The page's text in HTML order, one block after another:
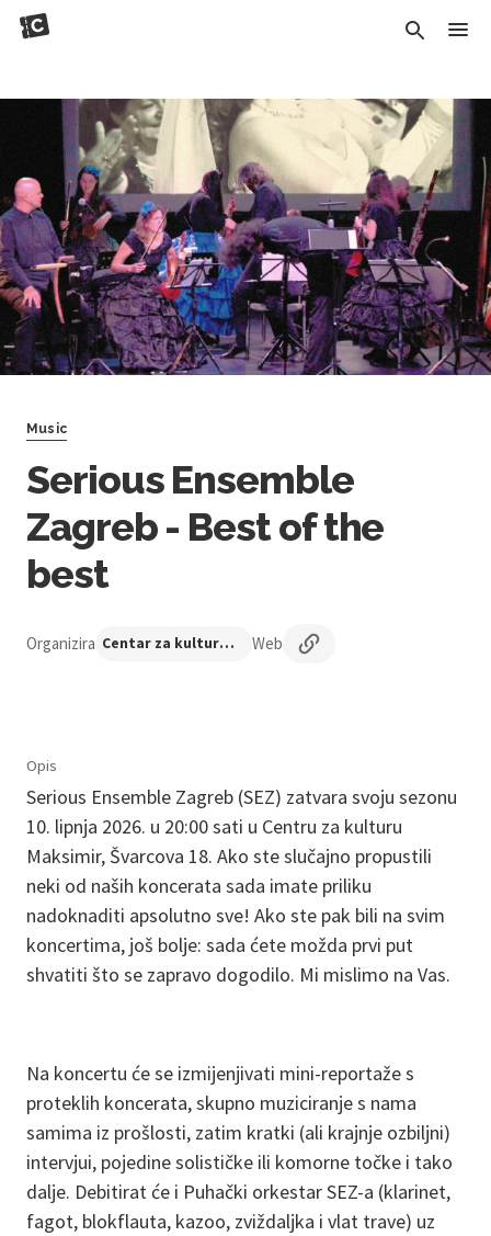
Music
Serious Ensemble
Zagreb - Best of the
best
Organizira Centar za kulturu Maksimir Web
Opis
Serious Ensemble Zagreb (SEZ) zatvara svoju sezonu
10. lipnja 2026. u 20:00 sati u Centru za kulturu
Maksimir, Švarcova 18. Ako ste slučajno propustili
neki od naših koncerata sada imate priliku
nadoknaditi apsolutno sve! Ako ste pak bili na svim
koncertima, još bolje: sada ćete možda prvi put
shvatiti što se zapravo dogodilo. Mi mislimo na Vas.
Na koncertu će se izmijenjivati mini-reportaže s
proteklih koncerata, skupno muziciranje s nama
samima iz prošlosti, zatim kratki (ali krajnje ozbiljni)
intervjui, pojedine solističke ili komorne točke i tako
dalje. Debitirat će i Puhački orkestar SEZ-a (klarinet,
fagot, blokflauta, kazoo, zviždaljka i vlat trave) uz